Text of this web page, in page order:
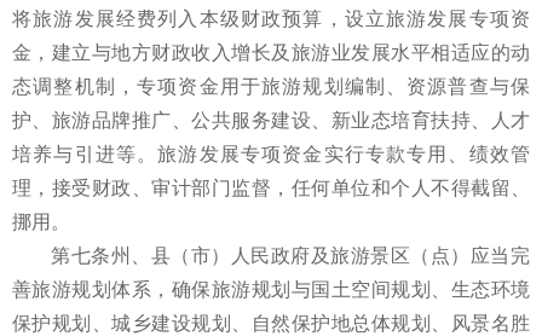
将旅游发展经费列入本级财政预算，设立旅游发展专项资
金，建立与地方财政收入增长及旅游业发展水平相适应的动
态调整机制，专项资金用于旅游规划编制、资源普查与保
护、旅游品牌推广、公共服务建设、新业态培育扶持、人才
培养与引进等。旅游发展专项资金实行专款专用、绩效管
理，接受财政、审计部门监督，任何单位和个人不得截留、
挪用。
第七条州、县（市）人民政府及旅游景区（点）应当完
善旅游规划体系，确保旅游规划与国土空间规划、生态环境
保护规划、城乡建设规划、自然保护地总体规划、风景名胜